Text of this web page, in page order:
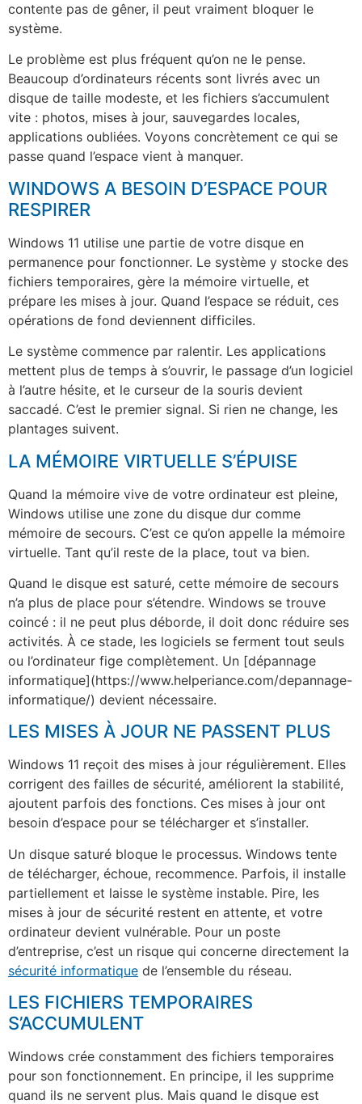
contente pas de gêner, il peut vraiment bloquer le
système.
Le problème est plus fréquent qu’on ne le pense.
Beaucoup d’ordinateurs récents sont livrés avec un
disque de taille modeste, et les fichiers s’accumulent
vite : photos, mises à jour, sauvegardes locales,
applications oubliées. Voyons concrètement ce qui se
passe quand l’espace vient à manquer.
WINDOWS A BESOIN D’ESPACE POUR
RESPIRER
Windows 11 utilise une partie de votre disque en
permanence pour fonctionner. Le système y stocke des
fichiers temporaires, gère la mémoire virtuelle, et
prépare les mises à jour. Quand l’espace se réduit, ces
opérations de fond deviennent difficiles.
Le système commence par ralentir. Les applications
mettent plus de temps à s’ouvrir, le passage d’un logiciel
à l’autre hésite, et le curseur de la souris devient
saccadé. C’est le premier signal. Si rien ne change, les
plantages suivent.
LA MÉMOIRE VIRTUELLE S’ÉPUISE
Quand la mémoire vive de votre ordinateur est pleine,
Windows utilise une zone du disque dur comme
mémoire de secours. C’est ce qu’on appelle la mémoire
virtuelle. Tant qu’il reste de la place, tout va bien.
Quand le disque est saturé, cette mémoire de secours
n’a plus de place pour s’étendre. Windows se trouve
coincé : il ne peut plus déborde, il doit donc réduire ses
activités. À ce stade, les logiciels se ferment tout seuls
ou l’ordinateur fige complètement. Un [dépannage
informatique](https://www.helperiance.com/depannage-
informatique/) devient nécessaire.
LES MISES À JOUR NE PASSENT PLUS
Windows 11 reçoit des mises à jour régulièrement. Elles
corrigent des failles de sécurité, améliorent la stabilité,
ajoutent parfois des fonctions. Ces mises à jour ont
besoin d’espace pour se télécharger et s’installer.
Un disque saturé bloque le processus. Windows tente
de télécharger, échoue, recommence. Parfois, il installe
partiellement et laisse le système instable. Pire, les
mises à jour de sécurité restent en attente, et votre
ordinateur devient vulnérable. Pour un poste
d’entreprise, c’est un risque qui concerne directement la
sécurité informatique de l’ensemble du réseau.
LES FICHIERS TEMPORAIRES
S’ACCUMULENT
Windows crée constamment des fichiers temporaires
pour son fonctionnement. En principe, il les supprime
quand ils ne servent plus. Mais quand le disque est